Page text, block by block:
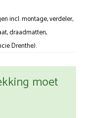
incl. montage, verdeler,
draadmatten,
Drenthe).
moet